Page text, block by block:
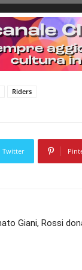
Riders
Twitter
Giani, Rossi